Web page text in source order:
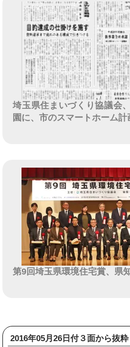
埼玉県住まいづくり協議会
園に、市のスマートホーム計
第9回埼玉県環境住宅賞、県
2016年05月26日付３面から抜粋